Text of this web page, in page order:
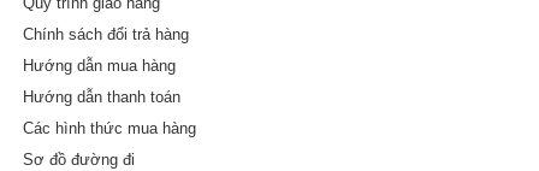
Chính sách đổi trả hàng
Hướng dẫn mua hàng
Hướng dẫn thanh toán
Các hình thức mua hàng
Sơ đồ đường đi